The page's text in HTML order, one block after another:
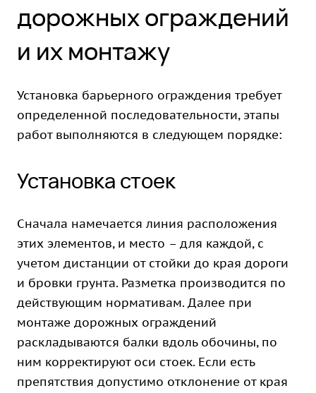
дорожных ограждений
и их монтажу
Установка барьерного ограждения требует
определенной последовательности, этапы
работ выполняются в следующем порядке:
Установка стоек
Сначала намечается линия расположения
этих элементов, и место – для каждой, с
учетом дистанции от стойки до края дороги
и бровки грунта. Разметка производится по
действующим нормативам. Далее при
монтаже дорожных ограждений
раскладываются балки вдоль обочины, по
ним корректируют оси стоек. Если есть
препятствия допустимо отклонение от края